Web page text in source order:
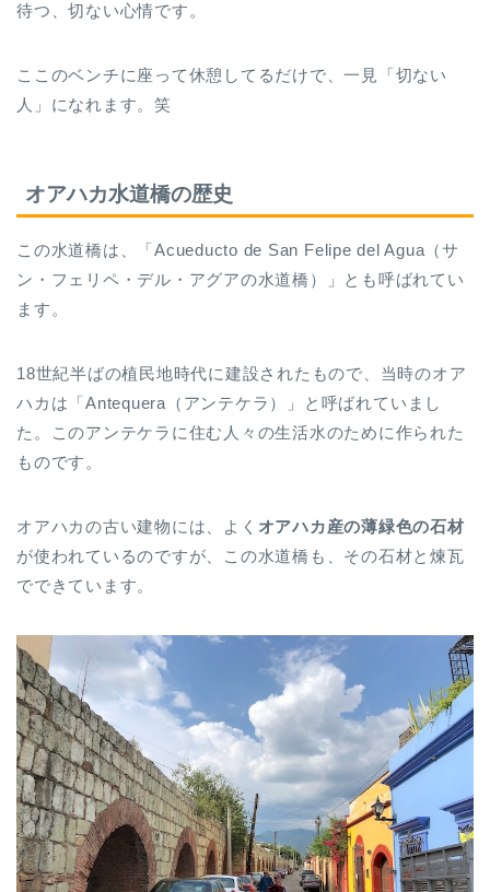
待つ、切ない心情です。
ここのベンチに座って休憩してるだけで、一見「切ない
人」になれます。笑
オアハカ水道橋の歴史
この水道橋は、「Acueducto de San Felipe del Agua（サ
ン・フェリペ・デル・アグアの水道橋）」とも呼ばれてい
ます。
18世紀半ばの植民地時代に建設されたもので、当時のオア
ハカは「Antequera（アンテケラ）」と呼ばれていまし
た。このアンテケラに住む人々の生活水のために作られた
ものです。
オアハカの古い建物には、よく オアハカ産の薄緑色の石材
が使われているのですが、この水道橋も、その石材と煉瓦
でできています。